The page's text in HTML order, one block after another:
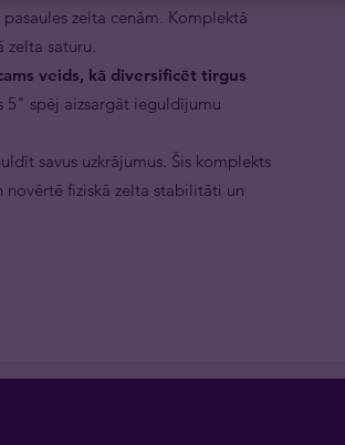
zelta cenām. Komplektā
zelta saturu.
veids, kā diversificēt tirgus
5" spēj aizsargāt ieguldījumu
savus uzkrājumus. Šis komplekts
fiziskā zelta stabilitāti un